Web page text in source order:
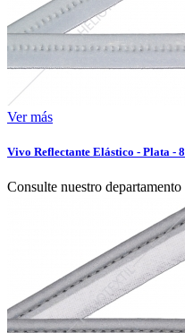
Ver más
Vivo Reflectante Elástico - Plata -
Consulte nuestro